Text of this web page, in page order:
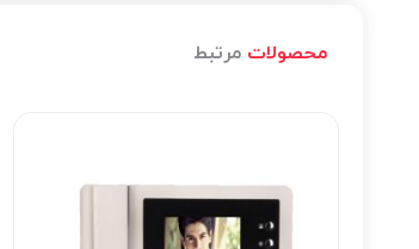
محصولات مرتبط